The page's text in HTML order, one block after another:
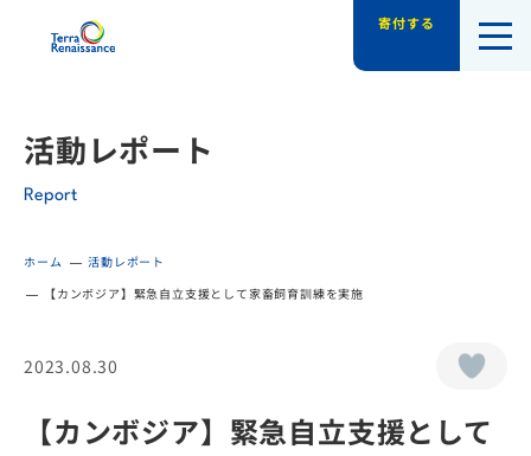
認定NPO法人テラ・ルネッサンス（平和
寄付する
活動レポート
Report
ホーム
活動レポート
【カンボジア】緊急自立支援として家畜飼育訓練を実施
2023.08.30
【カンボジア】緊急自立支援として